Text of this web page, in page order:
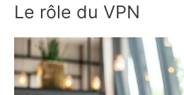
Le rôle du VPN